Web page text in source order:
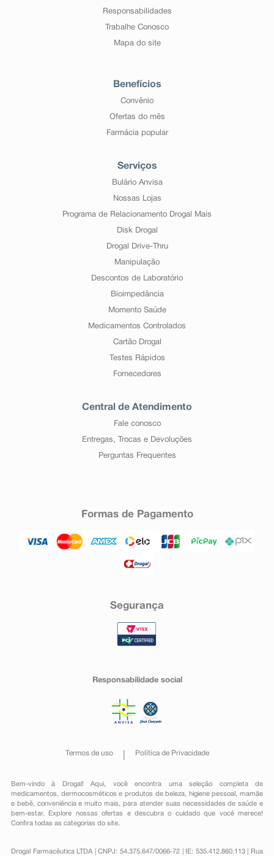
Responsabilidades
Trabalhe Conosco
Mapa do site
Benefícios
Convênio
Ofertas do mês
Farmácia popular
Serviços
Bulário Anvisa
Nossas Lojas
Programa de Relacionamento Drogal Mais
Disk Drogal
Drogal Drive-Thru
Manipulação
Descontos de Laboratório
Bioimpedância
Momento Saúde
Medicamentos Controlados
Cartão Drogal
Testes Rápidos
Fornecedores
Central de Atendimento
Fale conosco
Entregas, Trocas e Devoluções
Perguntas Frequentes
Formas de Pagamento
Segurança
Responsabilidade social
Termos de uso Política de Privacidade
Bem-vindo à Drogal! Aqui, você encontra uma seleção completa de
medicamentos , dermocosméticos e produtos de beleza, higiene pessoal ,mamãe
e bebê, conveniênciae muito mais, para atender suas necessidades de saúde e
bem-estar. Explore nossas ofertas e descubra o cuidado que você merece!
Confira todas as categorias do site.
Drogal Farmacêutica LTDA | CNPJ: 54.375.647/0066-72 | IE: 535.412.860.113 | Rua